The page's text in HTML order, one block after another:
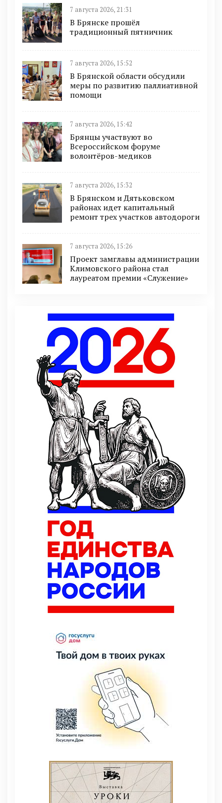
7 августа 2026, 21:31
В Брянске прошёл
традиционный пятничник
7 августа 2026, 15:52
В Брянской области обсудили
меры по развитию паллиативной
помощи
7 августа 2026, 15:42
Брянцы участвуют во
Всероссийском форуме
волонтёров-медиков
7 августа 2026, 15:32
В Брянском и Дятьковском
районах идет капитальный
ремонт трех участков автодороги
7 августа 2026, 15:26
Проект замглавы администрации
Климовского района стал
лауреатом премии «Служение»